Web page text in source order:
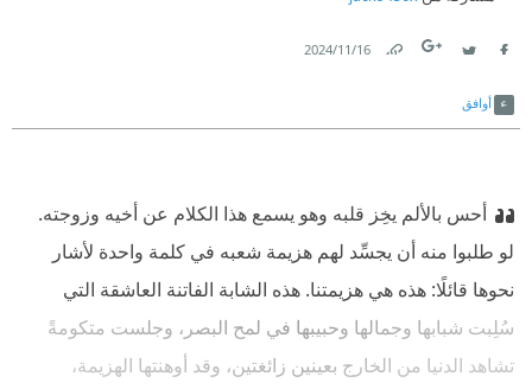
16‏/11‏/2024
أوافق
أحس بالألم يخِز قلبه وهو يسمع هذا الكلام عن أخيه وزوجته.
لو طلبوا منه أن يجسِّد لهم هزيمة شعبه في كلمة واحدة لأشار
نحوها قائلًا: هذه هي هزيمتنا. هذه الشابة الفاتنة العاشقة التي
سُلِبت شبابها وجمالها وحبيبها في لمح البصر، وجلست متكومةً
تشاهد الدنيا من الخارج بعينين زائغتين، وقد أوهنتها الهزيمة،